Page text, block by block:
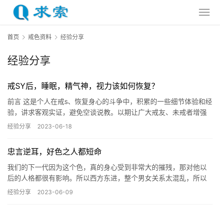
首页 戒色资料 经验分享
经验分享
戒SY后，睡眠，精气神，视力该如何恢复？
前言 这是个人在戒s、恢复身心的斗争中，积累的一些细节体验和经
验，讲求客观实证，避免空谈说教。以期让广大戒友、未戒者增强
信心，有所收获。 牙齿酸软与坚固 未戒之前，牙齿酸软也不自知…
经验分享 2023-06-18
忠言逆耳，好色之人都短命
我们的下一代因为这个色，真的身心受到非常大的摧残，那对他以
后的人格都很有影响。所以西方东进，整个男女关系太混乱，所以
一定要从小把这些正确的人生观，要教导他。孔子说，「君子有三
经验分享 2023-06-09